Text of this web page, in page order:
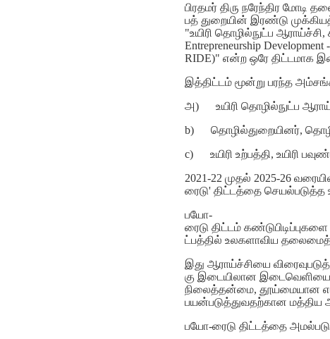
பிரதமர் திரு நரேந்திர
பத் துறையின் இரண்டு
"உயிரி தொழில்நுட்ப ஆராய்ச்சி,
Entrepreneurship Development
RIDE)" என்ற ஒரே திட்டமாக
இத்திட்டம் மூன்று பரந்த
அ) உயிரி தொழில்நுட்ப
b) தொழில்துறையினர்,
c) உயிரி உற்பத்தி, உயிரி
2021-22 முதல் 2025-26
ரைடு' திட்டத்தை செயல்படுத்த
பயோ-
ரைடு திட்டம்
ட்பத்தில் உலகளாவிய
இது ஆராய்ச்சியை
கு இடையிலான
நிலைத்தன்மை, தூய்மையான
பயன்படுத்துவதற்கான மத்திய
பயோ-ரைடு திட்டத்தை